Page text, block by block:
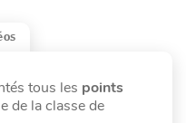
tous les points
de la classe de